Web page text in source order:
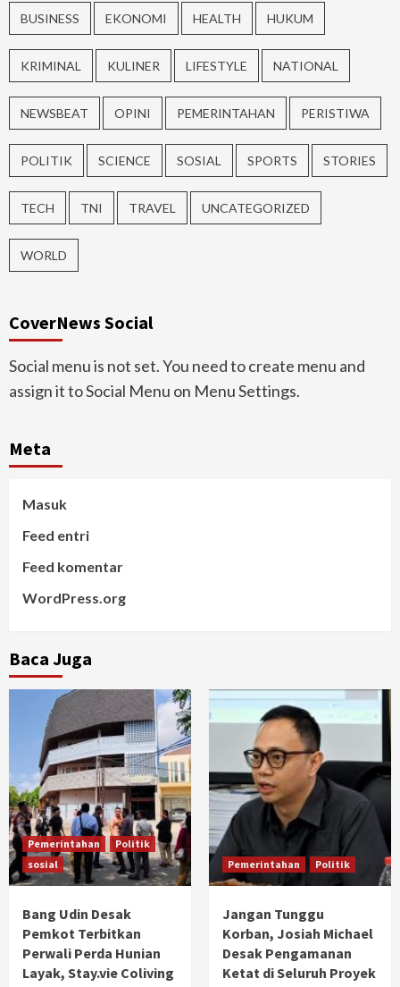
BUSINESS EKONOMI HEALTH HUKUM
KRIMINAL KULINER LIFESTYLE NATIONAL
NEWSBEAT OPINI PEMERINTAHAN PERISTIWA
POLITIK SCIENCE SOSIAL SPORTS STORIES
TECH TNI TRAVEL UNCATEGORIZED
WORLD
CoverNews Social
Social menu is not set. You need to create menu and
assign it to Social Menu on Menu Settings.
Meta
Masuk
Feed entri
Feed komentar
WordPress.org
Baca Juga
Pemerintahan
Politik
sosial
Bang Udin Desak
Pemkot Terbitkan
Perwali Perda Hunian
Layak, Stay.vie Coliving
Pemerintahan Politik
Jangan Tunggu
Korban, Josiah Michael
Desak Pengamanan
Ketat di Seluruh Proyek